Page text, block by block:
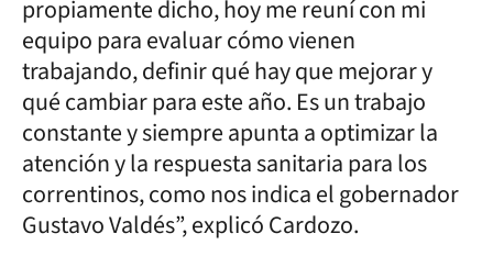
propiamente dicho, hoy me reuní con mi
equipo para evaluar cómo vienen
trabajando, definir qué hay que mejorar y
qué cambiar para este año. Es un trabajo
constante y siempre apunta a optimizar la
atención y la respuesta sanitaria para los
correntinos, como nos indica el gobernador
Gustavo Valdés”, explicó Cardozo.